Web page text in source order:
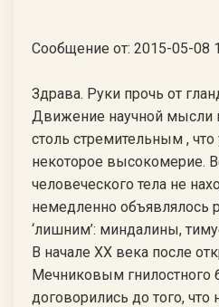
Сообщение от: 2015-05-08
Здрава. Руки прочь от
Движение научной мысли
столь стремительным ,
некоторое высокомерие.
человеческого тела не
немедленно объявлялось
‘лишним’: миндалины,
В начале ХХ века после
Мечниковым гнилостного
договорились до того,